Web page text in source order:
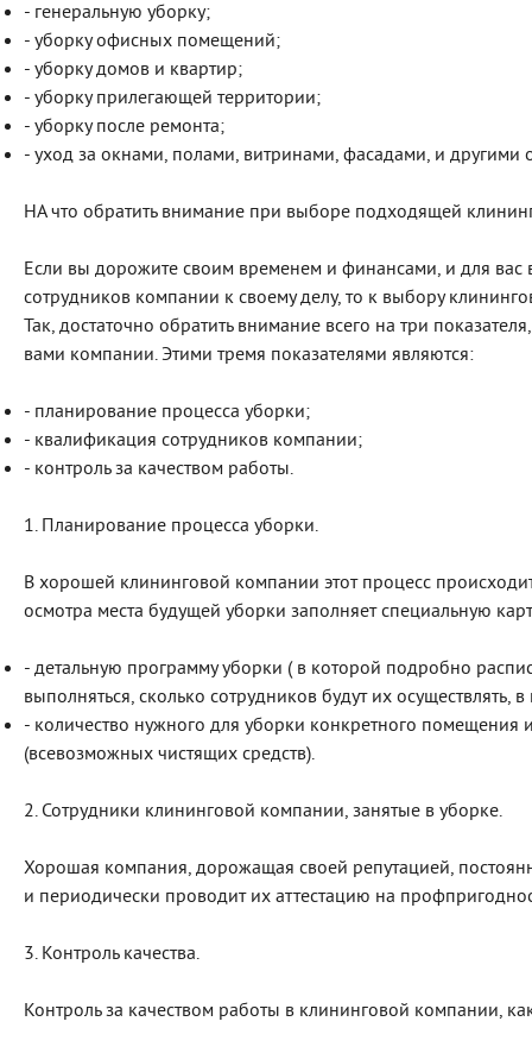
- генеральную уборку;
- уборку офисных помещений;
- уборку домов и квартир;
- уборку прилегающей территории;
- уборку после ремонта;
- уход за окнами, полами, витринами, фасадами, и
НА что обратить внимание при выборе подходящей
Если вы дорожите своим временем и финансами, и для вас
сотрудников компании к своему делу, то к выбору
Так, достаточно обратить внимание всего на три
вами компании. Этими тремя показателями являются:
- планирование процесса уборки;
- квалификация сотрудников компании;
- контроль за качеством работы.
1. Планирование процесса уборки.
В хорошей клининговой компании этот процесс
осмотра места будущей уборки заполняет специальную
- детальную программу уборки ( в которой подробно
выполняться, сколько сотрудников будут их осуществлять,
- количество нужного для уборки конкретного помещения
(всевозможных чистящих средств).
2. Сотрудники клининговой компании, занятые в уборке.
Хорошая компания, дорожащая своей репутацией,
и периодически проводит их аттестацию на
3. Контроль качества.
Контроль за качеством работы в клининговой компании,